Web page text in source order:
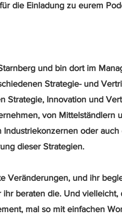
die Einladung zu eurem
und bin dort im
Strategie- und
Strategie, Innovation und
von Mittelständlern
oder auch
dieser Strategien.
Veränderungen, und ihr
beraten die. Und vielleicht,
mal so mit einfachen